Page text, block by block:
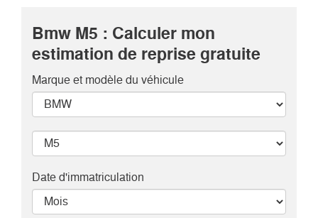
Bmw M5 : Calculer mon
estimation de reprise gratuite
Marque et modèle du véhicule
Date d'immatriculation